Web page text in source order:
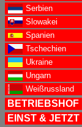
Serbien
Slowakei
Spanien
Tschechien
Ukraine
Ungarn
Weißrussland
BETRIEBSHOF
EINST & JETZT